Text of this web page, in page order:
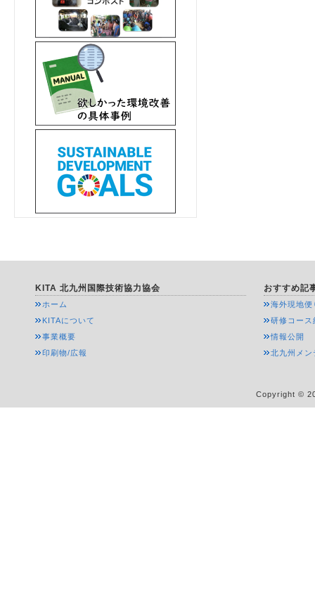
KITA 北九州国際技術協力協会
ホーム
KITAについて
事業概要
印刷物/広報
おすすめ記
海外現地便
研修コース
情報公開
北九州メン
Copyright ©